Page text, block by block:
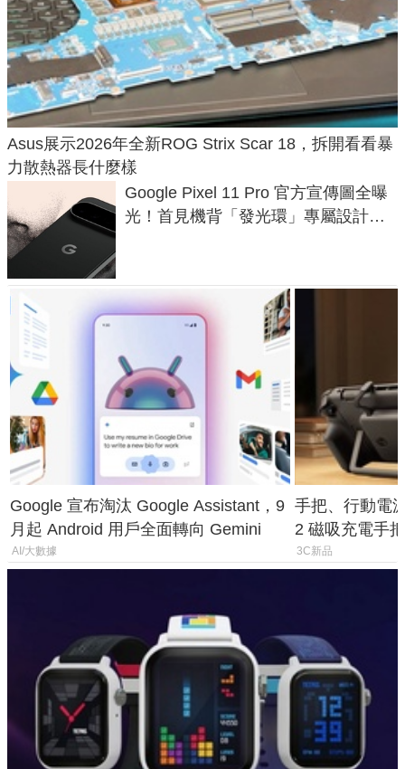
Asus展示2026年全新ROG Strix Scar 18，拆開看看暴
力散熱器長什麼樣
Google Pixel 11 Pro 官方宣傳圖全曝
光！首見機背「發光環」專屬設計、
Google 宣布淘汰 Google Assistant，9
月起 Android 用戶全面轉向 Gemini
AI/大數據
手把、行動電
2 磁吸充電手
倍
3C新品